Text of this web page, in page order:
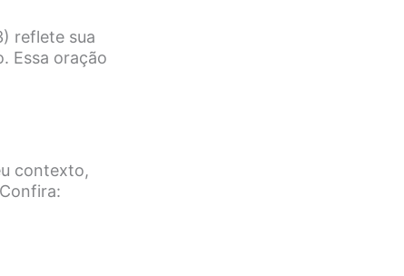
reflete sua
Essa oração
contexto,